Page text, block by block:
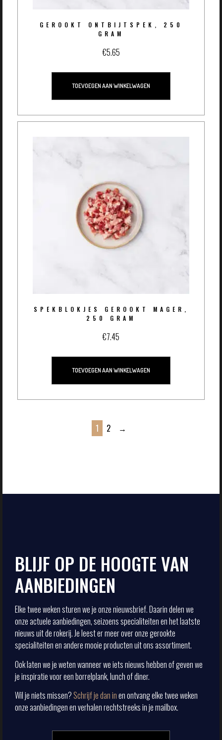
GEROOKT ONTBIJTSPEK, 250
GRAM
€5.65
TOEVOEGEN AAN WINKELWAGEN
SPEKBLOKJES GEROOKT MAGER,
250 GRAM
€7.45
TOEVOEGEN AAN WINKELWAGEN
1 2 →
BLIJF OP DE HOOGTE VAN
AANBIEDINGEN
Elke twee weken sturen we je onze nieuwsbrief. Daarin delen we
onze actuele aanbiedingen, seizoens specialiteiten en het laatste
nieuws uit de rokerij. Je leest er meer over onze gerookte
specialiteiten en andere mooie producten uit ons assortiment.
Ook laten we je weten wanneer we iets nieuws hebben of geven we
je inspiratie voor een borrelplank, lunch of diner.
Wil je niets missen?Schrijf je dan inen ontvang elke twee weken
onze aanbiedingen en verhalen rechtstreeks in je mailbox.